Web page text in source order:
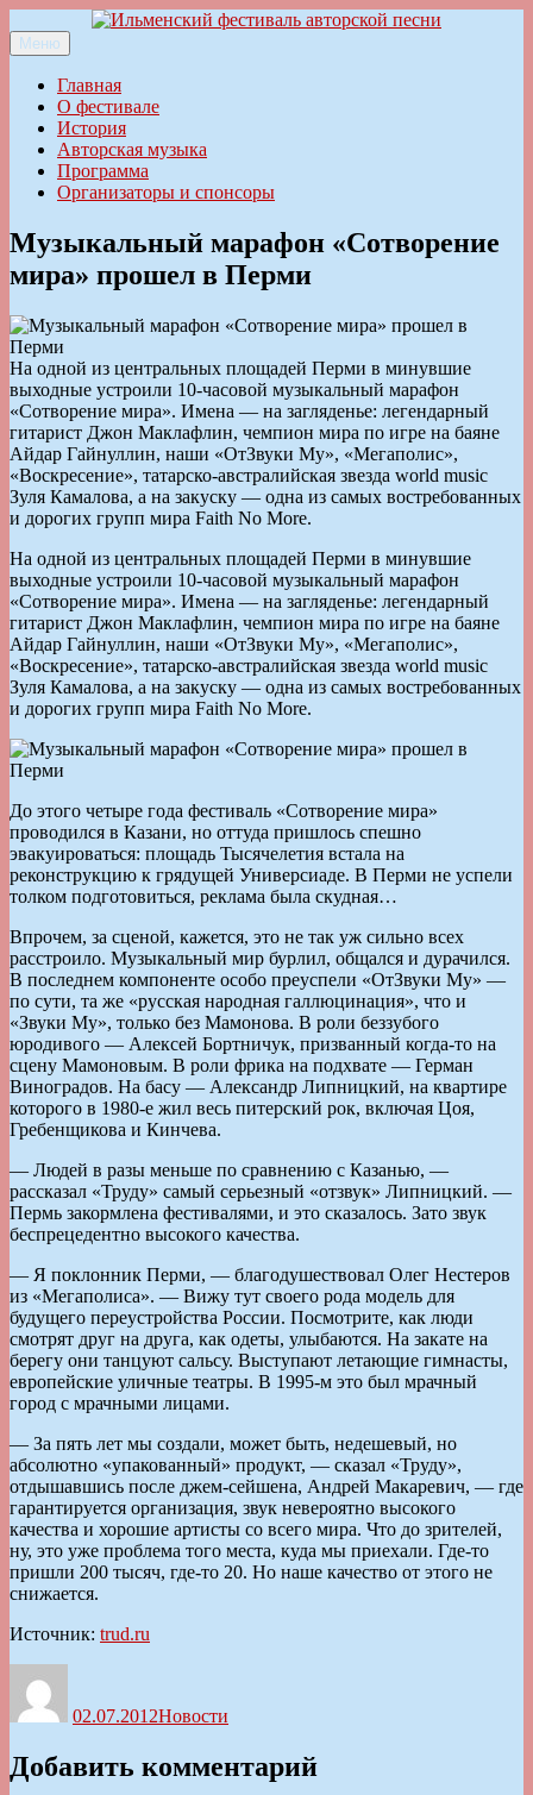
к
содержимому
Ильменский фестиваль авторской песни
Меню
Главная
О фестивале
История
Авторская музыка
Программа
Организаторы и спонсоры
Музыкальный марафон «Сотворение
мира» прошел в Перми
На одной из центральных площадей Перми в минувшие
выходные устроили 10-часовой музыкальный марафон
«Сотворение мира». Имена — на загляденье: легендарный
гитарист Джон Маклафлин, чемпион мира по игре на баяне
Айдар Гайнуллин, наши «ОтЗвуки Му», «Мегаполис»,
«Воскресение», татарско-австралийская звезда world music
Зуля Камалова, а на закуску — одна из самых востребованных
и дорогих групп мира Faith No More.
На одной из центральных площадей Перми в минувшие
выходные устроили 10-часовой музыкальный марафон
«Сотворение мира». Имена — на загляденье: легендарный
гитарист Джон Маклафлин, чемпион мира по игре на баяне
Айдар Гайнуллин, наши «ОтЗвуки Му», «Мегаполис»,
«Воскресение», татарско-австралийская звезда world music
Зуля Камалова, а на закуску — одна из самых востребованных
и дорогих групп мира Faith No More.
До этого четыре года фестиваль «Сотворение мира»
проводился в Казани, но оттуда пришлось спешно
эвакуироваться: площадь Тысячелетия встала на
реконструкцию к грядущей Универсиаде. В Перми не успели
толком подготовиться, реклама была скудная…
Впрочем, за сценой, кажется, это не так уж сильно всех
расстроило. Музыкальный мир бурлил, общался и дурачился.
В последнем компоненте особо преуспели «ОтЗвуки Му» —
по сути, та же «русская народная галлюцинация», что и
«Звуки Му», только без Мамонова. В роли беззубого
юродивого — Алексей Бортничук, призванный когда-то на
сцену Мамоновым. В роли фрика на подхвате — Герман
Виноградов. На басу — Александр Липницкий, на квартире
которого в 1980-е жил весь питерский рок, включая Цоя,
Гребенщикова и Кинчева.
— Людей в разы меньше по сравнению с Казанью, —
рассказал «Труду» самый серьезный «отзвук» Липницкий. —
Пермь закормлена фестивалями, и это сказалось. Зато звук
беспрецедентно высокого качества.
— Я поклонник Перми, — благодушествовал Олег Нестеров
из «Мегаполиса». — Вижу тут своего рода модель для
будущего переустройства России. Посмотрите, как люди
смотрят друг на друга, как одеты, улыбаются. На закате на
берегу они танцуют сальсу. Выступают летающие гимнасты,
европейские уличные театры. В 1995-м это был мрачный
город с мрачными лицами.
— За пять лет мы создали, может быть, недешевый, но
абсолютно «упакованный» продукт, — сказал «Труду»,
отдышавшись после джем-сейшена, Андрей Макаревич, — где
гарантируется организация, звук невероятно высокого
качества и хорошие артисты со всего мира. Что до зрителей,
ну, это уже проблема того места, куда мы приехали. Где-то
пришли 200 тысяч, где-то 20. Но наше качество от этого не
снижается.
Источник: trud.ru
02.07.2012Новости
Добавить комментарий